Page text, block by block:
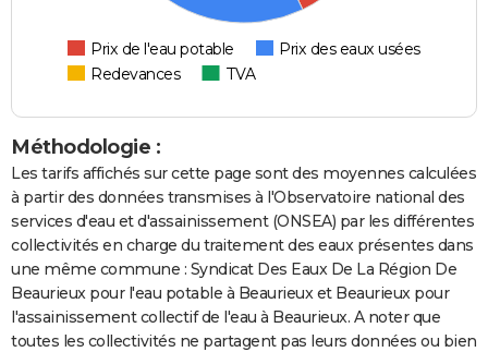
Prix de l'eau potable
Prix des eaux usées
Redevances
TVA
Méthodologie :
Les tarifs affichés sur cette page sont des moyennes calculées
à partir des données transmises à l'Observatoire national des
services d'eau et d'assainissement (ONSEA) par les différentes
collectivités en charge du traitement des eaux présentes dans
une même commune : Syndicat Des Eaux De La Région De
Beaurieux pour l'eau potable à Beaurieux et Beaurieux pour
l'assainissement collectif de l'eau à Beaurieux. A noter que
toutes les collectivités ne partagent pas leurs données ou bien